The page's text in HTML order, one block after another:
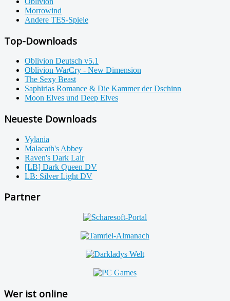
Morrowind
Andere TES-Spiele
Top-Downloads
Oblivion Deutsch v5.1
Oblivion WarCry - New Dimension
The Sexy Beast
Saphirias Romance & Die Kammer der Dschinn
Moon Elves und Deep Elves
Neueste Downloads
Vylania
Malacath's Abbey
Raven's Dark Lair
[LB] Dark Queen DV
LB: Silver Light DV
Partner
Wer ist online